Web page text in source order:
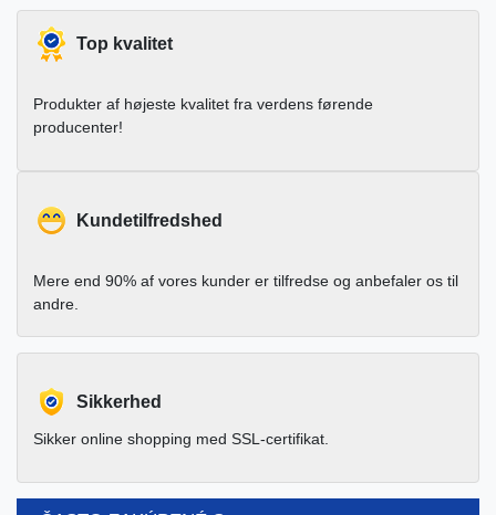
Top kvalitet
Produkter af højeste kvalitet fra verdens førende
producenter!
Kundetilfredshed
Mere end 90% af vores kunder er tilfredse og anbefaler os til
andre.
Sikkerhed
Sikker online shopping med SSL-certifikat.